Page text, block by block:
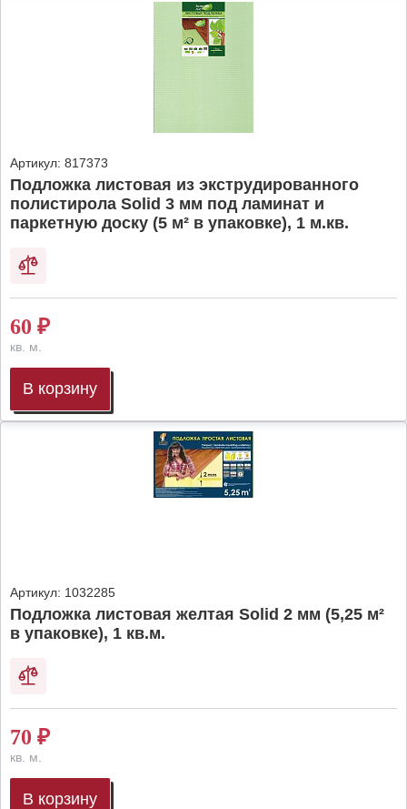
Артикул: 817373
Подложка листовая из экструдированного
полистирола Solid 3 мм под ламинат и
паркетную доску (5 м² в упаковке), 1 м.кв.
60 ₽
кв. м.
В корзину
Артикул: 1032285
Подложка листовая желтая Solid 2 мм (5,25 м²
в упаковке), 1 кв.м.
70 ₽
кв. м.
В корзину